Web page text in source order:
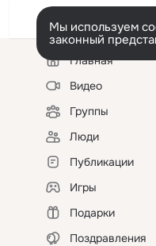
Мы используем
законный
Левая
колонкаГлавная
Видео
Группы
Люди
Публикации
Игры
Подарки
Поздравления